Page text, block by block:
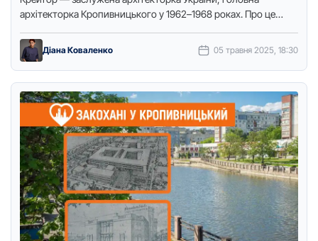
архітекторка Кропивницького у 1962–1968 роках. Про це
Діана Коваленко 05 травня 2025, 18:30